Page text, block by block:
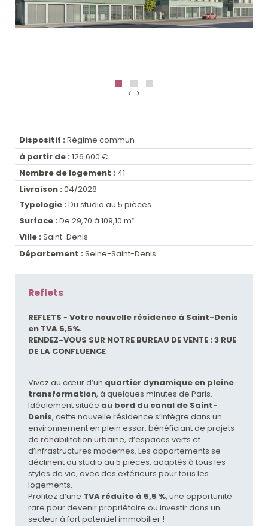
Dispositif : Régime commun
à partir de : 126 600 €
Nombre de logement : 41
Livraison : 04/2028
Typologie : Du studio au 5 pièces
Surface : De 29,70 à 109,10 m²
Ville : Saint-Denis
Département : Seine-Saint-Denis
Reflets
REFLETS - Votre nouvelle résidence à Saint-Denis
en TVA 5,5%.
RENDEZ-VOUS SUR NOTRE BUREAU DE VENTE : 3 RUE
DE LA CONFLUENCE
Vivez au cœur d’un quartier dynamique en pleine
transformation, à quelques minutes de Paris.
Idéalement située au bord du canal de Saint-
Denis, cette nouvelle résidence s’intègre dans un
environnement en plein essor, bénéficiant de projets
de réhabilitation urbaine, d’espaces verts et
d’infrastructures modernes. Les appartements se
déclinent du studio au 5 pièces, adaptés à tous les
styles de vie, avec des extérieurs pour tous les
logements.
Profitez d’une TVA réduite à 5,5 %, une opportunité
rare pour devenir propriétaire ou investir dans un
secteur à fort potentiel immobilier !